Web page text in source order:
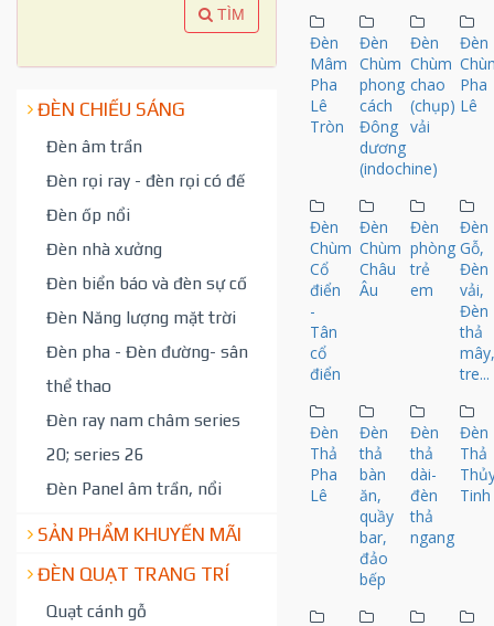
TÌM
ĐÈN CHIẾU SÁNG
Đèn âm trần
Đèn rọi ray - đèn rọi có đế
Đèn ốp nổi
Đèn nhà xưởng
Đèn biển báo và đèn sự cố
Đèn Năng lượng mặt trời
Đèn pha - Đèn đường- sân
thể thao
Đèn ray nam châm series
20; series 26
Đèn Panel âm trần, nổi
SẢN PHẨM KHUYẾN MÃI
ĐÈN QUẠT TRANG TRÍ
Quạt cánh gỗ
Đèn
Mâm
Pha
Lê
Tròn
Đèn
Chùm
phong
cách
Đông
dương
(indochine)
Đèn
Chùm
chao
(chụp)
vải
Đèn
Pha
Lê
Đèn
Chùm
Cổ
điển
-
Tân
cổ
điển
Đèn
Chùm
Châu
Âu
Đèn
phòng
trẻ
em
Đèn
Gỗ,
Đèn
vải,
Đèn
thả
tre...
Đèn
Thả
Pha
Lê
Đèn
thả
bàn
ăn,
quầy
bar,
đảo
bếp
Đèn
thả
dài-
đèn
thả
ngang
Đèn
Thả
Tinh